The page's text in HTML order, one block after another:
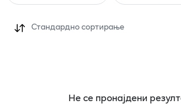
Стандардно сортирање
Не се пронајдени